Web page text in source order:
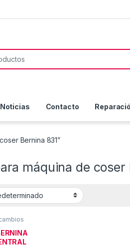
Noticias Contacto
Bernina 831”
máquina de coser